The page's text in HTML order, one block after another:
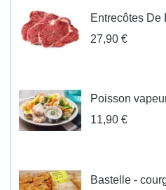
Entrecôtes De
27,90 €
Poisson
11,90 €
Bastelle -